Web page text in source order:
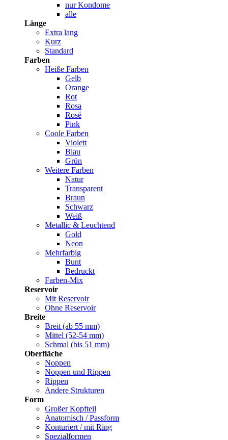
nur Kondome
alle
Länge
Extra lang
Kurz
Standard
Farben
Heiße Farben
Gelb
Orange
Rot
Rosa
Rosé
Pink
Coole Farben
Violett
Blau
Grün
Weitere Farben
Natur
Transparent
Braun
Schwarz
Weiß
Metallic & Leuchtend
Gold
Neon
Mehrfarbig
Bunt
Bedruckt
Farben-Mix
Reservoir
Mit Reservoir
Ohne Reservoir
Breite
Breit (ab 55 mm)
Mittel (52-54 mm)
Schmal (bis 51 mm)
Oberfläche
Noppen
Noppen und Rippen
Rippen
Andere Strukturen
Form
Großer Kopfteil
Anatomisch / Passform
Konturiert / mit Ring
Spezialformen